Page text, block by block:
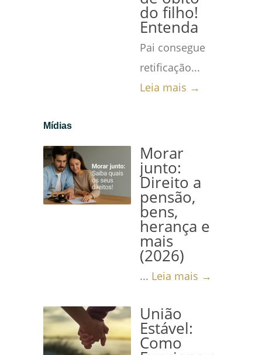
do filho!
Entenda
Pai consegue
retificação...
Leia mais →
Mídias
Morar
junto:
Direito a
pensão,
bens,
herança e
mais
(2026)
... Leia mais →
União
Estável:
Como